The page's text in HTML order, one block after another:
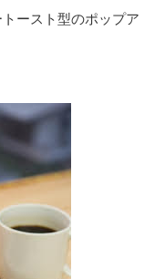
ースト型のポップア